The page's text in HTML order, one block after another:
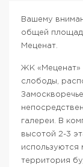
Вашему
общей
Меценат.
ЖК «Меценат»
слободы,
галереи. В
высотой 2-3
используются
территория